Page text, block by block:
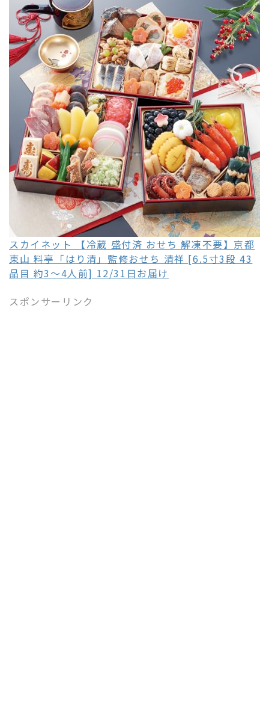
スカイネット 【冷蔵 盛付済 おせち 解凍不要】京都
東山 料亭「はり清」監修おせち 清祥 [6.5寸3段 43
品目 約3～4人前] 12/31日お届け
スポンサーリンク